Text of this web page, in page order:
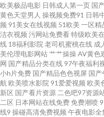
朋友 91高清无码看片 老湿福午夜 a
女 91传媒视频免费观看 日韩伦理
产精品污 91yv在线观看 欧美黑人
线中文 欧美亚无码一区 91在线视
线观看 91擦影库免 久久0区 91免
欧美极品电影 日韩成人第一页 国
黄色天堂男人 操视频免费91 日韩
频 91美女在线视频 51欧美 一区精
洁衣视频 污网站免费看特级欧美
线 18福利影院 老司机蜜桃在线 成
美伦理电影网站艹艹操操AV黄色
网 国产精品分类在线 97午夜福利
小h片免费 国产精品色色视屏 国产
航 欧美喷水影院 91爱爱视频 欧美
新区 国产看片资源 二色吧97资源
二区 日本网站在线免费 免费潮喷
线9 操碰高清免费视频 午夜电影全